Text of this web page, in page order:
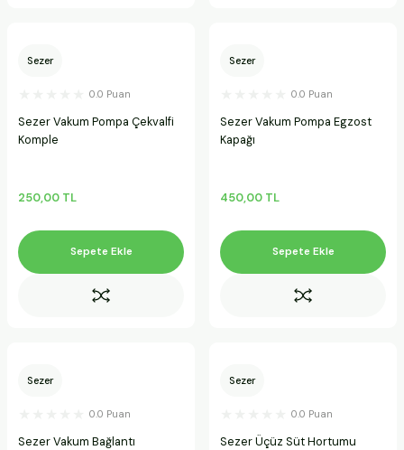
Sezer
0.0 Puan
Sezer Vakum Pompa Çekvalfi
Komple
250,00 TL
Sepete Ekle
Sezer
0.0 Puan
Sezer Vakum Pompa Egzost
Kapağı
450,00 TL
Sepete Ekle
Sezer
0.0 Puan
Sezer Vakum Bağlantı
Sezer
0.0 Puan
Sezer Üçüz Süt Hortumu